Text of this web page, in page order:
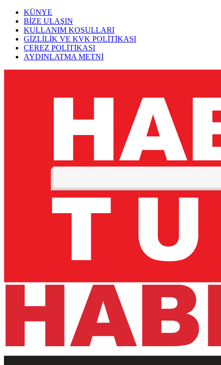
KÜNYE
BİZE ULAŞIN
KULLANIM KOŞULLARI
GİZLİLİK VE KVK POLİTİKASI
ÇEREZ POLİTİKASI
AYDINLATMA METNİ